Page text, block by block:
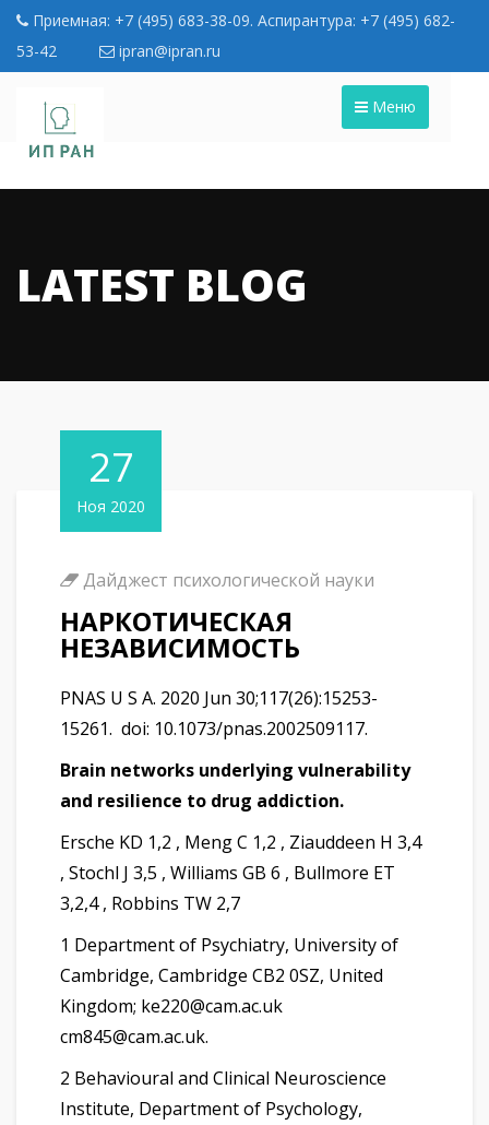
Приемная: +7 (495) 683-38-09. Аспирантура: +7 (495) 682-
53-42
ipran@ipran.ru
Меню
LATEST BLOG
27
Ноя 2020
Дайджест психологической науки
НАРКОТИЧЕСКАЯ
НЕЗАВИСИМОСТЬ
PNAS U S A. 2020 Jun 30;117(26):15253-
15261. doi: 10.1073/pnas.2002509117.
Brain networks underlying vulnerability
and resilience to drug addiction.
Ersche KD 1,2 , Meng C 1,2 , Ziauddeen H 3,4
, Stochl J 3,5 , Williams GB 6 , Bullmore ET
3,2,4 , Robbins TW 2,7
1 Department of Psychiatry, University of
Cambridge, Cambridge CB2 0SZ, United
Kingdom; ke220@cam.ac.uk
cm845@cam.ac.uk.
2 Behavioural and Clinical Neuroscience
Institute, Department of Psychology,